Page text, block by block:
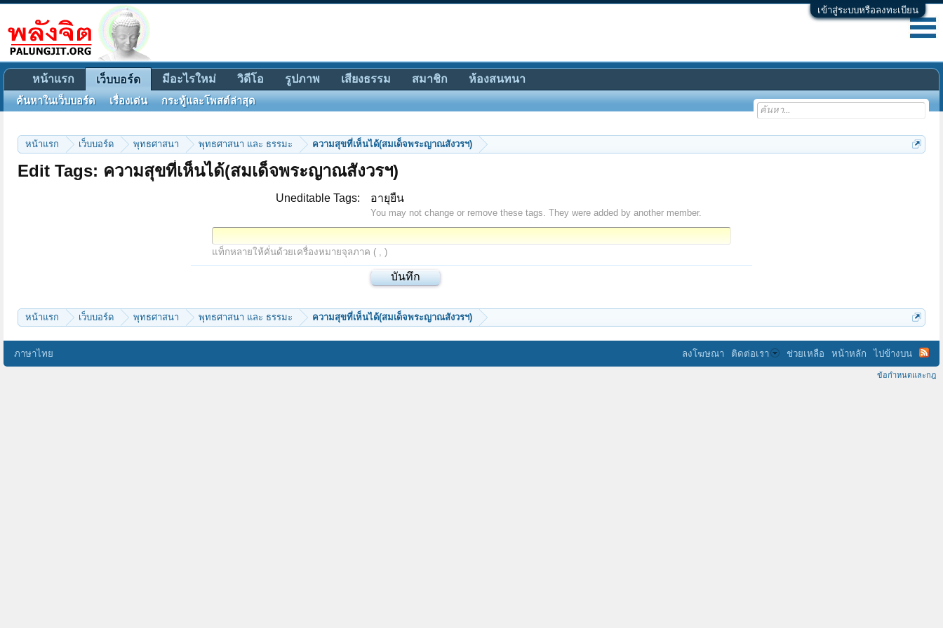
เข้าสู่ระบบหรือลงทะเบียน
หน้าแรก เว็บบอร์ด พุทธศาสนา พุทธศาสนา และ ธรรมะ ความสุขที่เห็นได้(สมเด็จพระญาณสังวรฯ)
Edit Tags: ความสุขที่เห็นได้(สมเด็จพระญาณสังวรฯ)
Uneditable Tags: อายุยืน
You may not change or remove these tags. They were added by another member.
แท็กหลายให้คั่นด้วยเครื่องหมายจุลภาค ( , )
หน้าแรก เว็บบอร์ด พุทธศาสนา พุทธศาสนา และ ธรรมะ ความสุขที่เห็นได้(สมเด็จพระญาณสังวรฯ)
หน้าแรก เว็บบอร์ด
ค้นหาในเว็บบอร์ด เรื่องเด่น กระทู้และโพสต์ล่าสุด
มีอะไรใหม่ วิดีโอ รูปภาพ เสียงธรรม สมาชิก ห้องสนทนา
ภาษาไทย ลงโฆษณา ติดต่อเรา ช่วยเหลือ หน้าหลัก ไปข้างบน
ข้อกำหนดและกฎ